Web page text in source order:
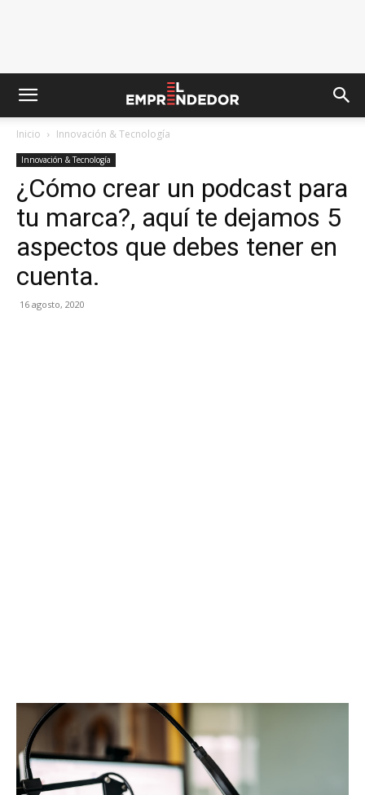
Inicio Innovación & Tecnología
Innovación & Tecnología
¿Cómo crear un podcast para
tu marca?, aquí te dejamos 5
aspectos que debes tener en
cuenta.
16 agosto, 2020